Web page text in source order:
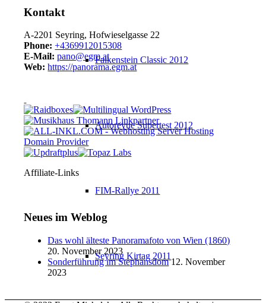
Falkenstein Classic 2012
Autorevue Supertest 2012
FIM-Rallye 2011
Seyring Kirtag 2011
Kontakt
A-2201 Seyring, Hofwieselgasse 22
Phone: +4369912015308
E-Mail: pano@egm.at
Web: https://panorama.egm.at
Affiliate-Links
Neues im Weblog
Das wohl älteste Panoramafoto von Wien (1860)
20. November 2023
Sonderführung im Stephansdom 12. November
2023